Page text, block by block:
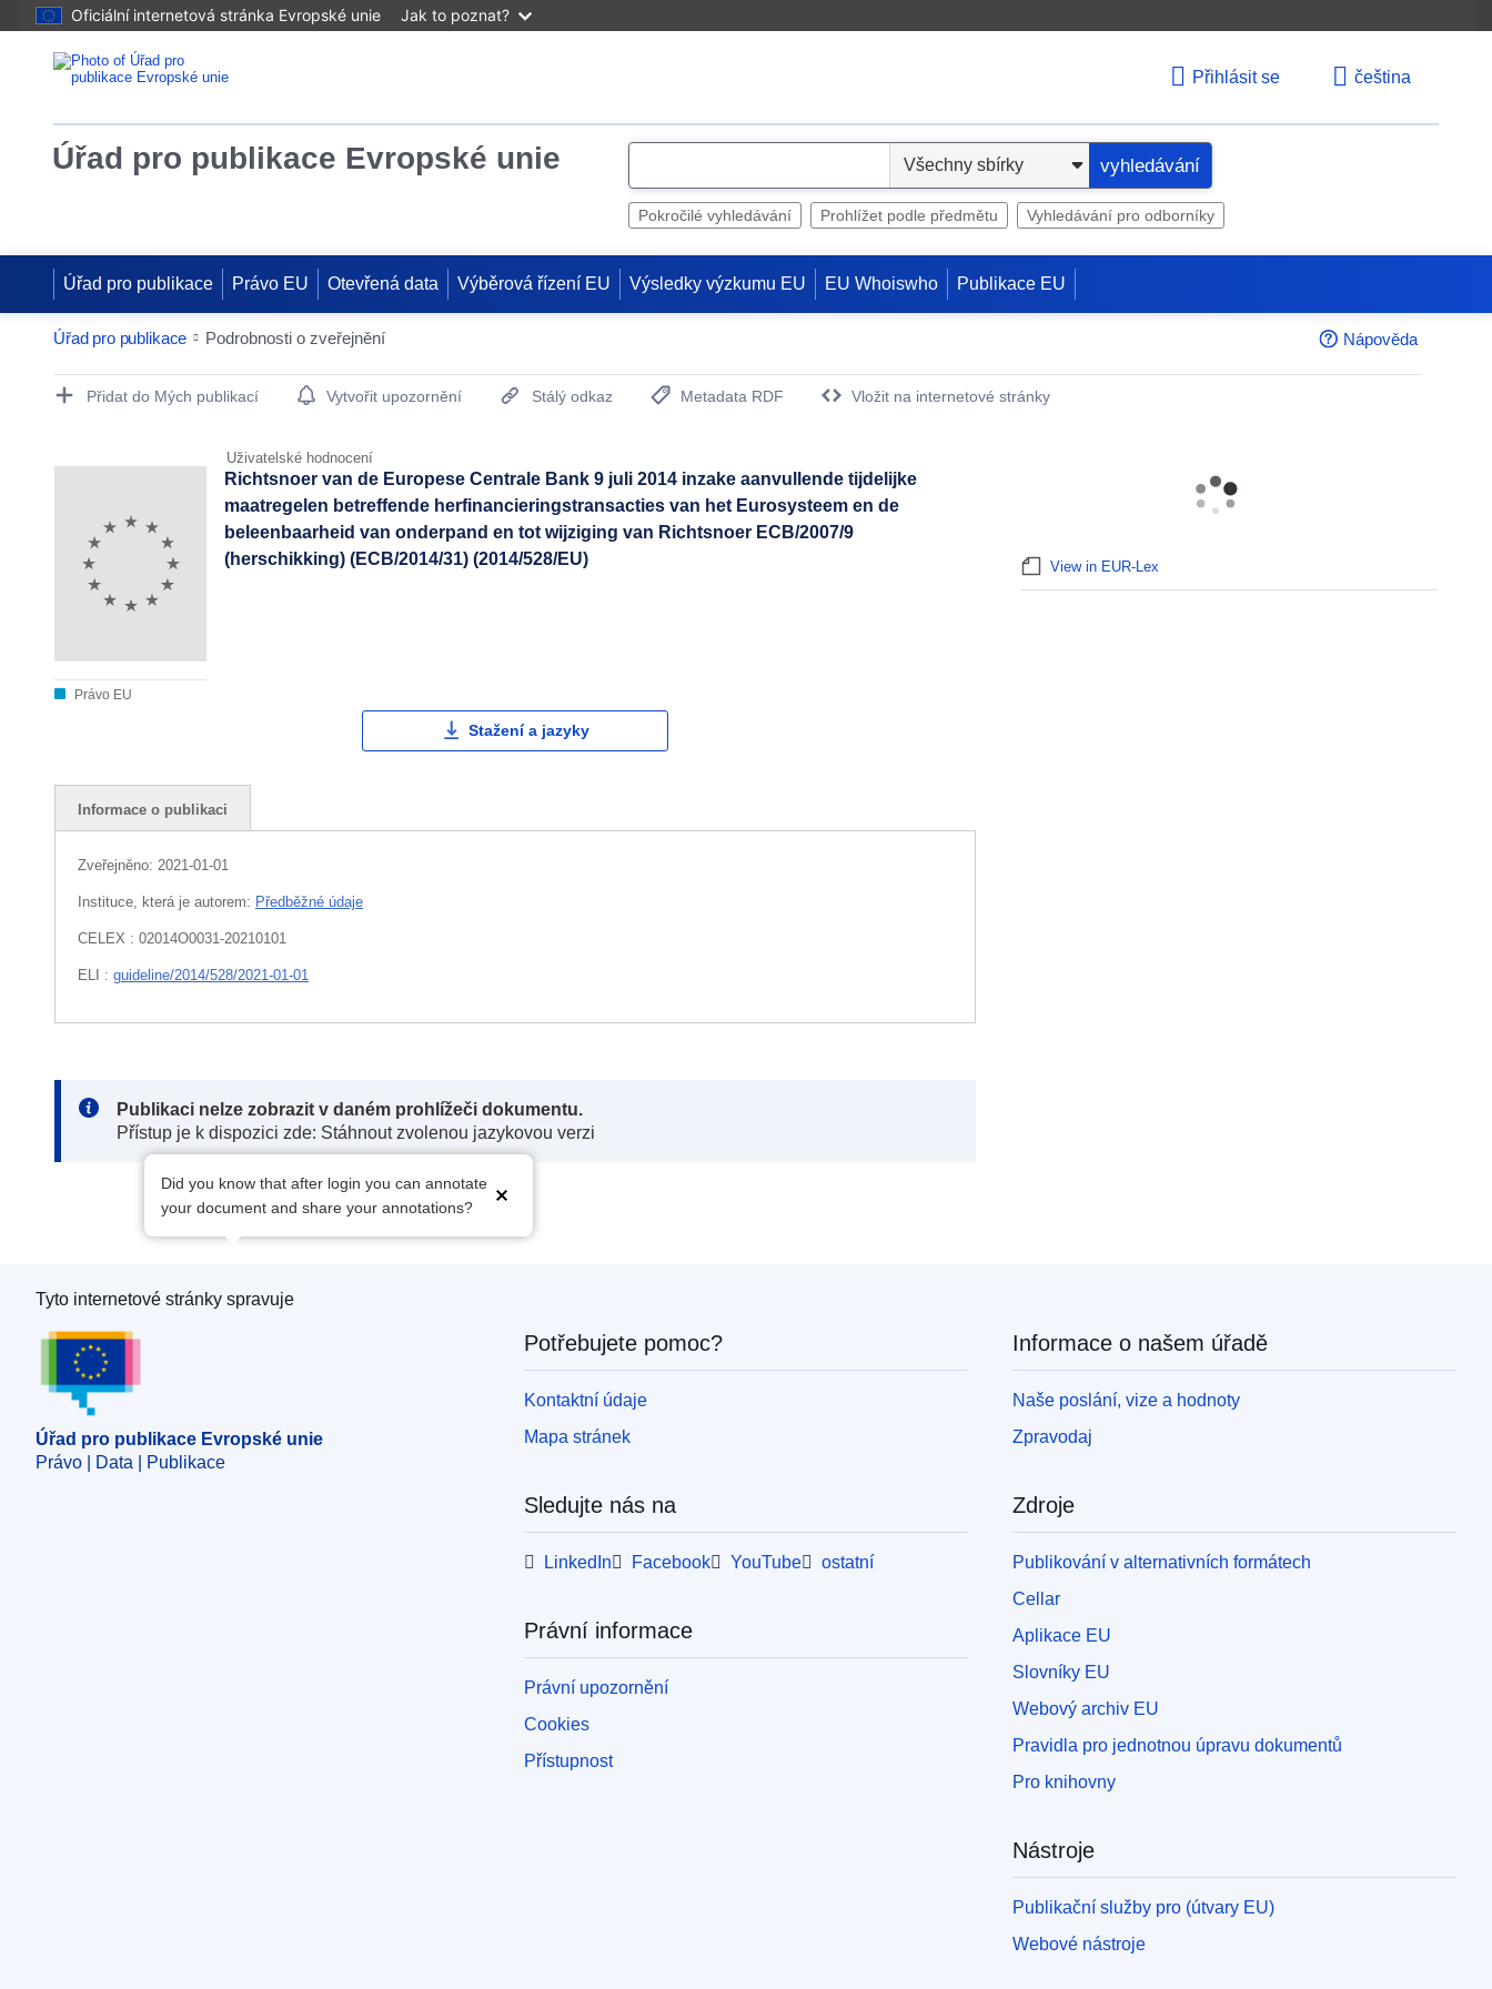
Oficiální internetová stránka Evropské unie Jak to poznat?
Přihlásit se čeština
Úřad pro publikace Evropské unie
e
vyhledávání
Pokročilé vyhledávání Prohlížet podle předmětu Vyhledávání pro odborníky
Úřad pro publikace Právo EU Otevřená data Výběrová řízení EU Výsledky výzkumu EU EU Whoiswho Publikace EU
Úřad pro publikace Podrobnosti o zveřejnění Nápověda
Publication Detail Actions Portlet
Přidat do Mých publikací Vytvořit upozornění Stálý odkaz
Metadata RDF
Vložit na internetové stránky
Uživatelské hodnocení
Právo EU
Richtsnoer van de Europese Centrale Bank 9 juli 2014 inzake aanvullende tijdelijke
maatregelen betreffende herfinancieringstransacties van het Eurosysteem en de
beleenbaarheid van onderpand en tot wijziging van Richtsnoer ECB/2007/9
(herschikking) (ECB/2014/31) (2014/528/EU)
Stažení a jazyky
Informace o publikaci
Zveřejněno: 2021-01-01
Instituce, která je autorem: Předběžné údaje
CELEX : 02014O0031-20210101
ELI : guideline/2014/528/2021-01-01
Note:
Publikaci nelze zobrazit v daném prohlížeči dokumentu.
Přístup je k dispozici zde: Stáhnout zvolenou jazykovou verzi
Did you know that after login you can annotate
your document and share your annotations?
View in EUR-Lex
Úřad pro publikace Evropské unie
Tyto internetové stránky spravuje
Úřad pro publikace Evropské unie
Právo | Data | Publikace
Potřebujete pomoc?
Kontaktní údaje
Mapa stránek
Sledujte nás na
LinkedIn Facebook YouTube ostatní
Právní informace
Právní upozornění
Cookies
Přístupnost
Informace o našem úřadě
Naše poslání, vize a hodnoty
Zpravodaj
Zdroje
Publikování v alternativních formátech
Cellar
Aplikace EU
Slovníky EU
Webový archiv EU
Pravidla pro jednotnou úpravu dokumentů
Pro knihovny
Nástroje
Publikační služby pro (útvary EU)
Webové nástroje